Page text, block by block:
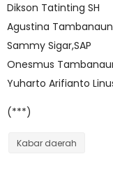
Dikson Tatinting SH
Agustina
Sammy Sigar,SAP
Onesmus
Yuharto Arifianto
(***)
Kabar daerah